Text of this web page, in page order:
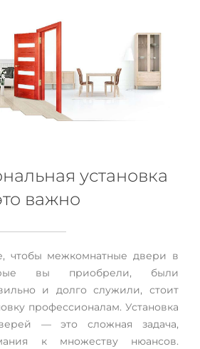
установка
важно
чтобы межкомнатные двери в
вы приобрели, были
и долго служили, стоит
профессионалам. Установка
— это сложная задача,
к множеству нюансов.